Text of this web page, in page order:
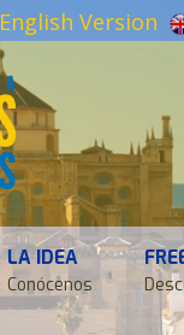
English Version
LA IDEA
Conócenos